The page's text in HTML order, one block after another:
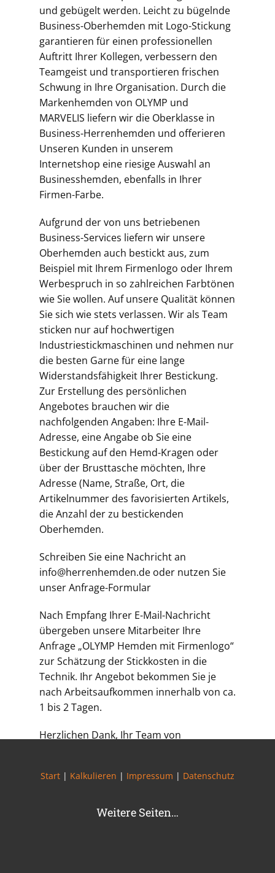
und gebügelt werden. Leicht zu bügelnde
Business-Oberhemden mit Logo-Stickung
garantieren für einen professionellen
Auftritt Ihrer Kollegen, verbessern den
Teamgeist und transportieren frischen
Schwung in Ihre Organisation. Durch die
Markenhemden von OLYMP und
MARVELIS liefern wir die Oberklasse in
Business-Herrenhemden und offerieren
Unseren Kunden in unserem
Internetshop eine riesige Auswahl an
Businesshemden, ebenfalls in Ihrer
Firmen-Farbe.
Aufgrund der von uns betriebenen
Business-Services liefern wir unsere
Oberhemden auch bestickt aus, zum
Beispiel mit Ihrem Firmenlogo oder Ihrem
Werbespruch in so zahlreichen Farbtönen
wie Sie wollen. Auf unsere Qualität können
Sie sich wie stets verlassen. Wir als Team
sticken nur auf hochwertigen
Industriestickmaschinen und nehmen nur
die besten Garne für eine lange
Widerstandsfähigkeit Ihrer Bestickung.
Zur Erstellung des persönlichen
Angebotes brauchen wir die
nachfolgenden Angaben: Ihre E-Mail-
Adresse, eine Angabe ob Sie eine
Bestickung auf den Hemd-Kragen oder
über der Brusttasche möchten, Ihre
Adresse (Name, Straße, Ort, die
Artikelnummer des favorisierten Artikels,
die Anzahl der zu bestickenden
Oberhemden.
Schreiben Sie eine Nachricht an
info@herrenhemden.de oder nutzen Sie
unser Anfrage-Formular
Nach Empfang Ihrer E-Mail-Nachricht
übergeben unsere Mitarbeiter Ihre
Anfrage „OLYMP Hemden mit Firmenlogo“
zur Schätzung der Stickkosten in die
Technik. Ihr Angebot bekommen Sie je
nach Arbeitsaufkommen innerhalb von ca.
1 bis 2 Tagen.
Herzlichen Dank, Ihr Team von
Start | Kalkulieren | Impressum | Datenschutz
Weitere Seiten…